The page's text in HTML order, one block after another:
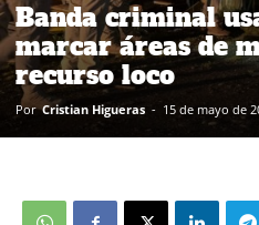
Banda criminal
marcar áreas de
recurso loco
Por Cristian Higueras - 15 de mayo de